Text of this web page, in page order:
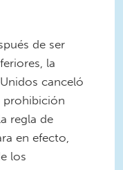
de ser
la
canceló
prohibición
regla de
en efecto,
los